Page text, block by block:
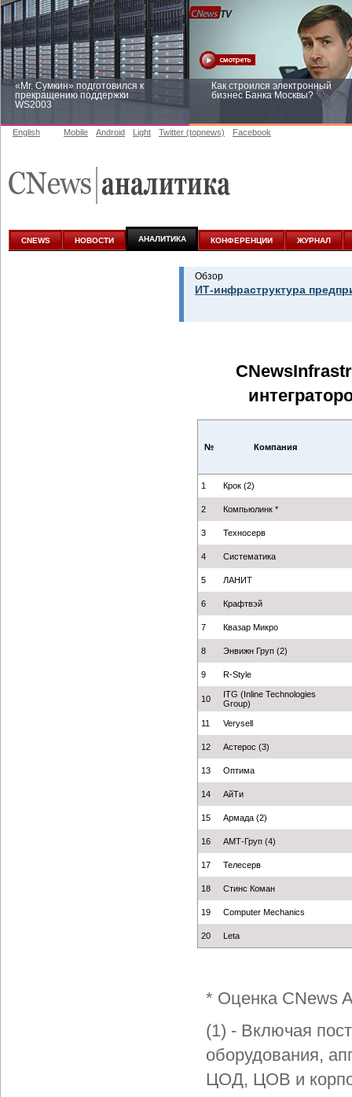
«Mr. Сумкин» подготовился к
прекращению поддержки
WS2003
Как строился электронный
бизнес Банка Москвы?
аналитике
English Mobile Android Light Twitter (topnews) Facebook
CNEWS НОВОСТИ АНАЛИТИКА КОНФЕРЕНЦИИ ЖУРНАЛ
Обзор
ИТ-инфраструктура
№ Компания
1 Крок (2)
2 Компьюлинк *
3 Техносерв
4 Систематика
5 ЛАНИТ
6 Крафтвэй
7 Квазар Микро
8 Энвижн Груп (2)
9 R-Style
10
ITG (Inline Technologies
Group)
11 Verysell
12 Астерос (3)
13 Оптима
14 АйТи
15 Армада (2)
16 АМТ-Груп (4)
17 Телесерв
18 Стинс Коман
19 Computer Mechanics
20 Leta
* Оценка CNews
(1) - Включая
оборудования,
ЦОД, ЦОВ и